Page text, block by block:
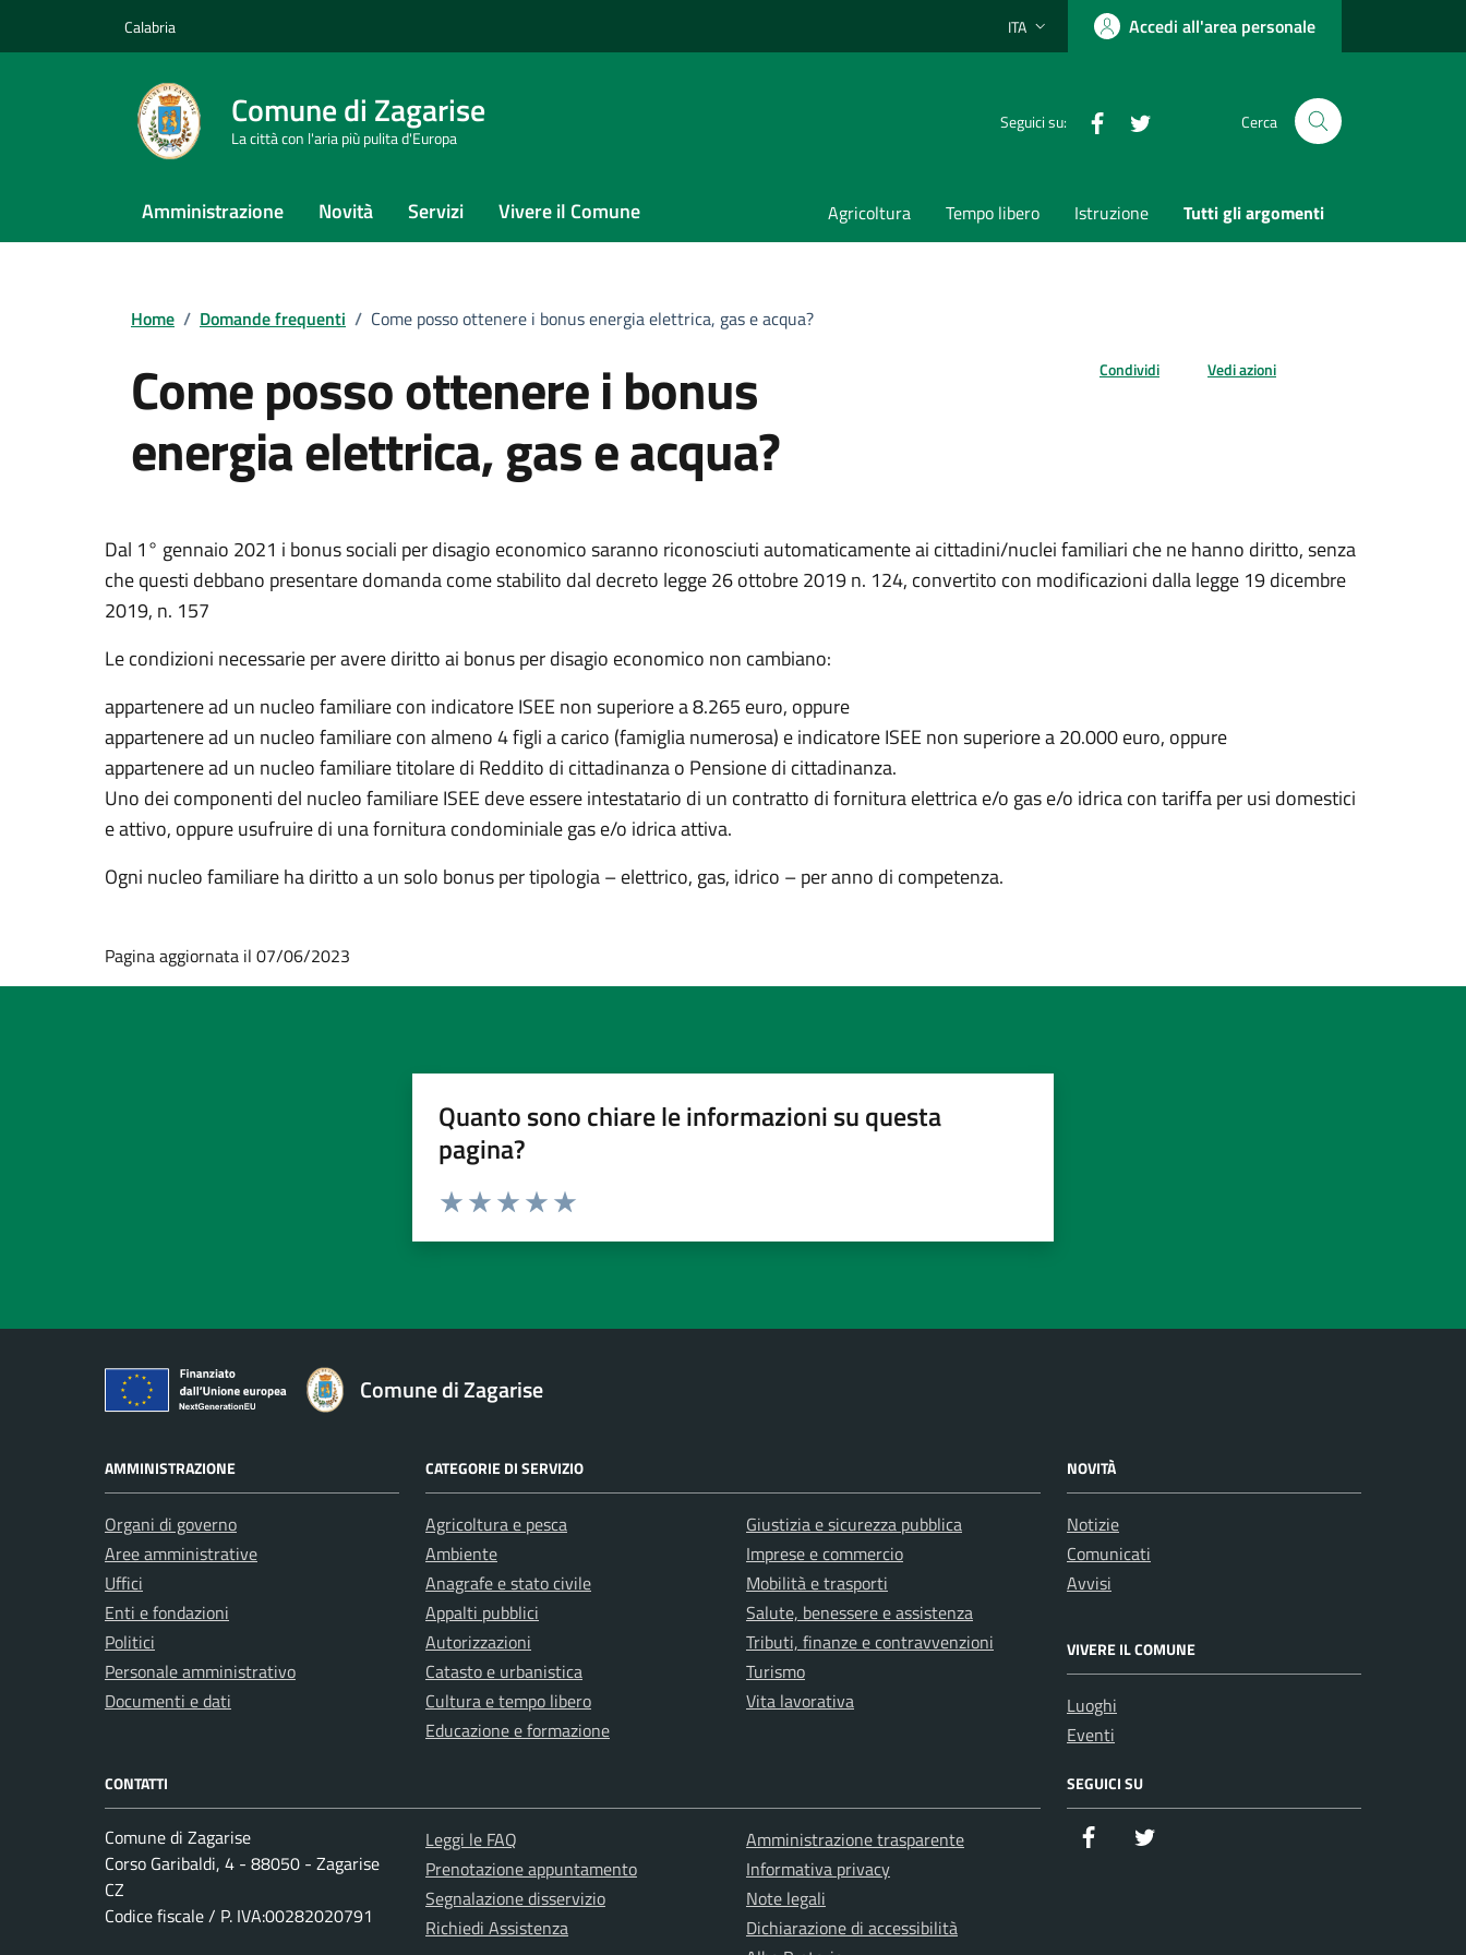
Calabria Lingua attiva:
ITA Accedi all'area personale
Comune di Zagarise
La città con l'aria più pulita d'Europa
Seguici su: Facebook Cerca
Amministrazione Novità Servizi Vivere il Comune Agricoltura Tempo libero Istruzione Tutti gli argomenti
Home / Domande frequenti / Come posso ottenere i bonus energia elettrica, gas e acqua?
Come posso ottenere i bonus
energia elettrica, gas e acqua?
Condividi Vedi azioni
Dal 1° gennaio 2021 i bonus sociali per disagio economico saranno riconosciuti automaticamente ai cittadini/nuclei familiari che ne hanno diritto, senza
che questi debbano presentare domanda come stabilito dal decreto legge 26 ottobre 2019 n. 124, convertito con modificazioni dalla legge 19 dicembre
2019, n. 157
Le condizioni necessarie per avere diritto ai bonus per disagio economico non cambiano:
appartenere ad un nucleo familiare con indicatore ISEE non superiore a 8.265 euro, oppure
appartenere ad un nucleo familiare con almeno 4 figli a carico (famiglia numerosa) e indicatore ISEE non superiore a 20.000 euro, oppure
appartenere ad un nucleo familiare titolare di Reddito di cittadinanza o Pensione di cittadinanza.
Uno dei componenti del nucleo familiare ISEE deve essere intestatario di un contratto di fornitura elettrica e/o gas e/o idrica con tariffa per usi domestici
e attivo, oppure usufruire di una fornitura condominiale gas e/o idrica attiva.
Ogni nucleo familiare ha diritto a un solo bonus per tipologia – elettrico, gas, idrico – per anno di competenza.
Pagina aggiornata il 07/06/2023
Quanto sono chiare le informazioni su questa
pagina?
Comune di Zagarise
AMMINISTRAZIONE
Organi di governo
Aree amministrative
Uffici
Enti e fondazioni
Politici
Personale amministrativo
Documenti e dati
CATEGORIE DI SERVIZIO
Agricoltura e pesca
Ambiente
Anagrafe e stato civile
Appalti pubblici
Autorizzazioni
Catasto e urbanistica
Cultura e tempo libero
Educazione e formazione
Giustizia e sicurezza pubblica
Imprese e commercio
Mobilità e trasporti
Salute, benessere e assistenza
Tributi, finanze e contravvenzioni
Turismo
Vita lavorativa
NOVITÀ
Notizie
Comunicati
Avvisi
VIVERE IL COMUNE
Luoghi
Eventi
CONTATTI
Comune di Zagarise
Corso Garibaldi, 4 - 88050 - Zagarise
CZ
Codice fiscale / P. IVA:00282020791
Leggi le FAQ
Prenotazione appuntamento
Segnalazione disservizio
Richiedi Assistenza
Amministrazione trasparente
Informativa privacy
Note legali
Dichiarazione di accessibilità
SEGUICI SU
Facebook